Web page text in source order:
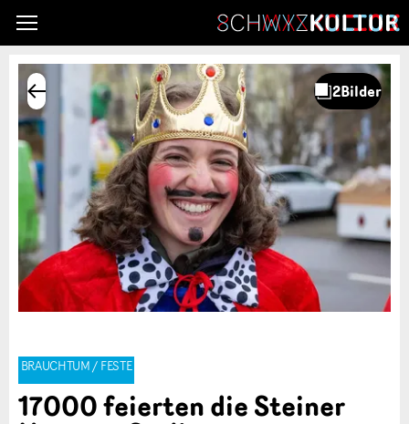
BRAUCHTUM / FESTE
17000 feierten die Steiner